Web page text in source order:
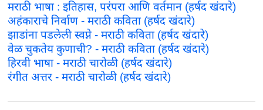
मराठी भाषा : इतिहास, परंपरा आणि वर्तमान (हर्षद खंदारे)
अहंकाराचे निर्वाण - मराठी कविता (हर्षद खंदारे)
झाडांना पडलेली स्वप्ने - मराठी कविता (हर्षद खंदारे)
वेळ चुकतेय कुणाची? - मराठी कविता (हर्षद खंदारे)
हिरवी भाषा - मराठी चारोळी (हर्षद खंदारे)
रंगीत अत्तर - मराठी चारोळी (हर्षद खंदारे)